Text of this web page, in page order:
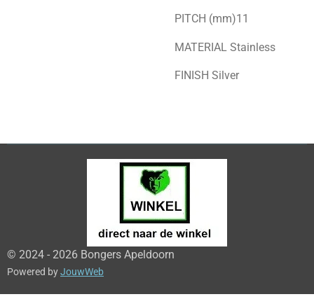
PITCH (mm)11
MATERIAL Stainless
FINISH Silver
© 2024 - 2026 Bongers Apeldoorn
Powered byJouwWeb